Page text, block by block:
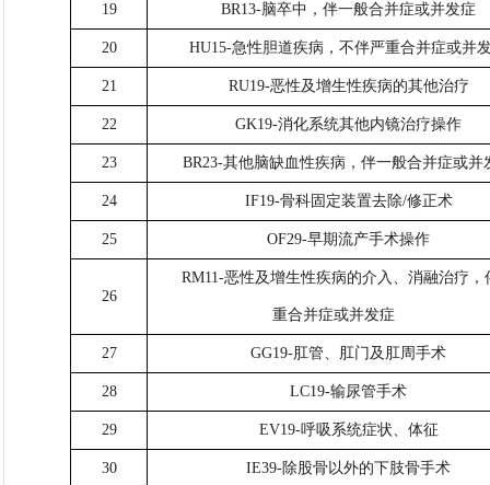
19 BR13-脑卒中，伴一般合并症或并发症
20 HU15-急性胆道疾病，不伴严重合并症或并
21 RU19-恶性及增生性疾病的其他治疗
22 GK19-消化系统其他内镜治疗操作
23 BR23-其他脑缺血性疾病，伴一般合并症或并
24 IF19-骨科固定装置去除/修正术
25 OF29-早期流产手术操作
26
RM11-恶性及增生性疾病的介入、消融治疗，
重合并症或并发症
27 GG19-肛管、肛门及肛周手术
28 LC19-输尿管手术
29 EV19-呼吸系统症状、体征
30 IE39-除股骨以外的下肢骨手术